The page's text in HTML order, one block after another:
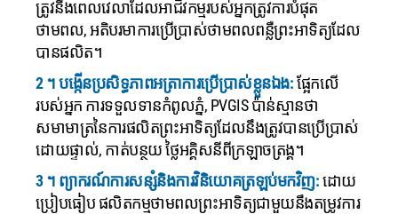
ត្រូវនឹងពេលវេលាដែលអាជីវកម្មរបស់អ្នកត្រូវការបំផុត
ថាមពល, អតិបរមាការប្រើប្រាស់ថាមពលពន្លឺព្រះអាទិត្យដែល
បានផលិត។
2 ។ បង្កើនប្រសិទ្ធភាពអត្រាការប្រើប្រាស់ខ្លួនឯង:ផ្អែកលើ
របស់អ្នក ការទទួលទានកំពូលភ្នំ, PVGIS ប៉ាន់ស្មានថា
សមាមាត្រនៃការផលិតព្រះអាទិត្យដែលនឹងត្រូវបានប្រើប្រាស់
ដោយផ្ទាល់, កាត់បន្ថយ ថ្លៃអគ្គិសនីពីក្រឡាចត្រង្គ។
3 ។ ព្យាករណ៍ការសន្សំនិងការវិនិយោគត្រឡប់មកវិញ:ដោយ
ប្រៀបធៀប ផលិតកម្មថាមពលព្រះអាទិត្យជាមួយនឹងតម្រូវការ